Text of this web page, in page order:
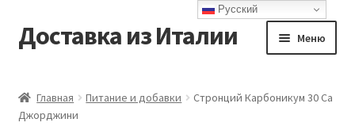
Перейти
к
Перейти
к
Доставка из Италии Меню
Доставка
Главная Питание и добавки
Стронций Карбоникум 30 Са
Джорджини
Русский